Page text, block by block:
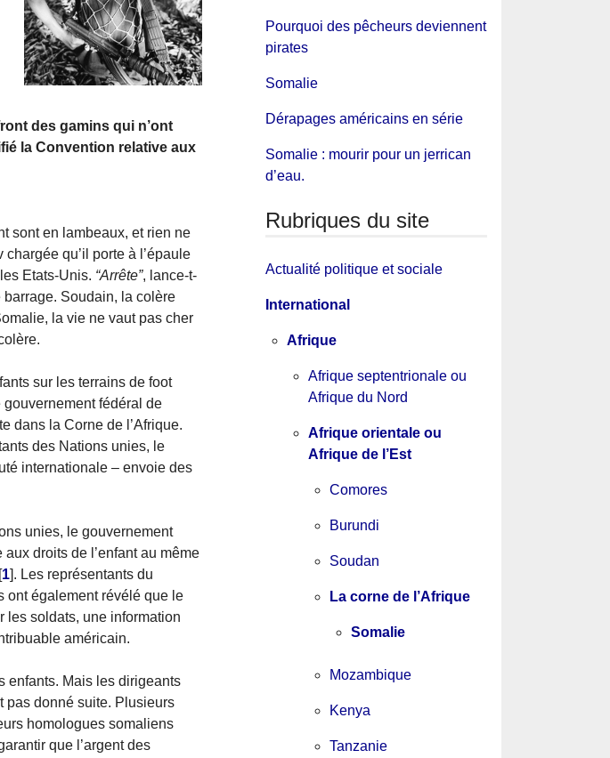
des gamins qui n’ont
la Convention relative aux
sont en lambeaux, et rien ne
qu’il porte à l’épaule
Etats-Unis. “Arrête”, lance-t-
barrage. Soudain, la colère
la vie ne vaut pas cher
sur les terrains de foot
fédéral de
dans la Corne de l’Afrique.
des Nations unies, le
internationale – envoie des
unies, le gouvernement
droits de l’enfant au même
[1]. Les représentants du
ont également révélé que le
les soldats, une information
américain.
enfants. Mais les dirigeants
pas donné suite. Plusieurs
homologues somaliens
que l’argent des
Pourquoi des pêcheurs deviennent
pirates
Somalie
Dérapages américains en série
Somalie : mourir pour un jerrican
d’eau.
Rubriques du site
Actualité politique et sociale
International
Afrique
Afrique septentrionale ou
Afrique du Nord
Afrique orientale ou
Afrique de l’Est
Comores
Burundi
Soudan
La corne de l’Afrique
Somalie
Mozambique
Kenya
Tanzanie